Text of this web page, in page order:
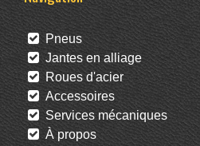
Pneus
Jantes en alliage
Roues d'acier
Accessoires
Services mécaniques
À propos